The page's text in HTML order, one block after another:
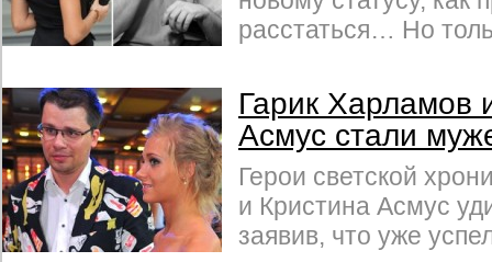
расстаться… Но
Гарик Харламов
Асмус стали
Герои светской
и Кристина Асмус
заявив, что уже